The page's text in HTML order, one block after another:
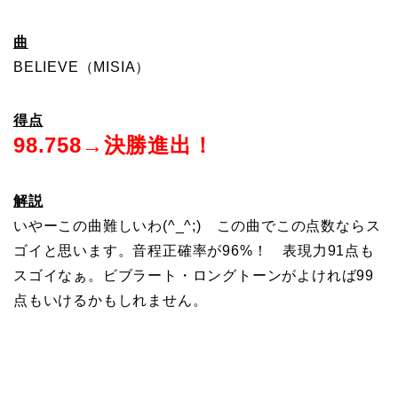
曲
BELIEVE（MISIA）
得点
98.758→決勝進出！
解説
いやーこの曲難しいわ(^_^;) この曲でこの点数ならス
ゴイと思います。音程正確率が96%！ 表現力91点も
スゴイなぁ。ビブラート・ロングトーンがよければ99
点もいけるかもしれません。